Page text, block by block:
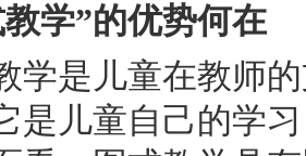
学”的优势何在
是儿童在教师的
是儿童自己的学